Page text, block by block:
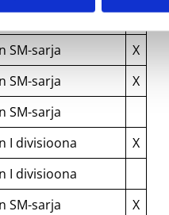
SM-sarja
X
SM-sarja
X
SM-sarja
I divisioona
X
I divisioona
SM-sarja
X